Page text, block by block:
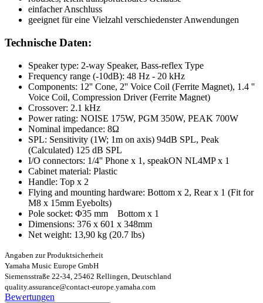
einfacher Anschluss
geeignet für eine Vielzahl verschiedenster Anwendungen
Technische Daten:
Speaker type: 2-way Speaker, Bass-reflex Type
Frequency range (-10dB): 48 Hz - 20 kHz
Components: 12'' Cone, 2'' Voice Coil (Ferrite Magnet), 1.4 ''
Voice Coil, Compression Driver (Ferrite Magnet)
Crossover: 2.1 kHz
Power rating: NOISE 175W, PGM 350W, PEAK 700W
Nominal impedance: 8Ω
SPL: Sensitivity (1W; 1m on axis) 94dB SPL, Peak
(Calculated) 125 dB SPL
I/O connectors: 1/4'' Phone x 1, speakON NL4MP x 1
Cabinet material: Plastic
Handle: Top x 2
Flying and mounting hardware: Bottom x 2, Rear x 1 (Fit for
M8 x 15mm Eyebolts)
Pole socket: Φ35 mm Bottom x 1
Dimensions: 376 x 601 x 348mm
Net weight: 13,90 kg (20.7 lbs)
Angaben zur Produktsicherheit
Yamaha Music Europe GmbH
Siemensstraße 22-34, 25462 Rellingen, Deutschland
quality.assurance@contact-europe.yamaha.com
Bewertungen